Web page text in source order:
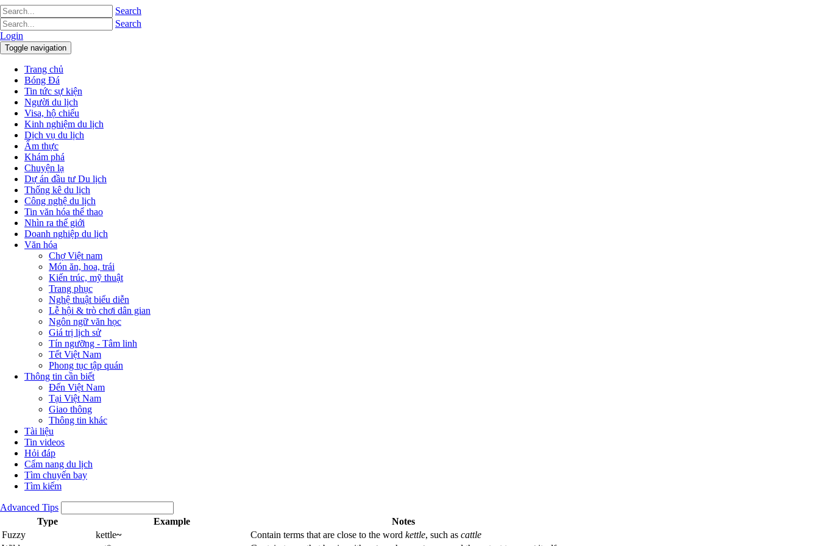
Search
Search
Login
Toggle navigation
Trang chủ
Bóng Đá
Tin tức sự kiện
Người du lịch
Visa, hộ chiếu
Kinh nghiệm du lịch
Dịch vụ du lịch
Ẩm thực
Khám phá
Chuyện lạ
Dự án đầu tư Du lịch
Thống kê du lịch
Công nghệ du lịch
Tin văn hóa thể thao
Nhìn ra thế giới
Doanh nghiệp du lịch
Văn hóa
Chợ Việt nam
Món ăn, hoa, trái
Kiến trúc, mỹ thuật
Trang phục
Nghệ thuật biểu diễn
Lễ hội & trò chơi dân gian
Ngôn ngữ văn học
Giá trị lịch sử
Tín ngưỡng - Tâm linh
Tết Việt Nam
Phong tục tập quán
Thông tin cần biết
Đến Việt Nam
Tại Việt Nam
Giao thông
Thông tin khác
Tài liệu
Tin videos
Hỏi đáp
Cẩm nang du lịch
Tìm chuyến bay
Tìm kiếm
Advanced Tips
Type
Example
Notes
Fuzzy
kettle~ Contain terms that are close to the word kettle, such as cattle